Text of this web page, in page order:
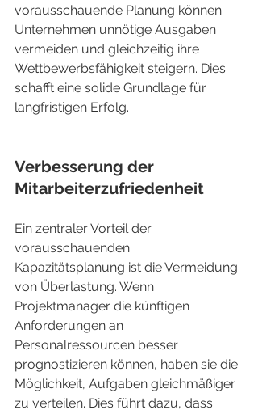
vorausschauende Planung können
Unternehmen unnötige Ausgaben
vermeiden und gleichzeitig ihre
Wettbewerbsfähigkeit steigern. Dies
schafft eine solide Grundlage für
langfristigen Erfolg.
Verbesserung der
Mitarbeiterzufriedenheit
Ein zentraler Vorteil der
vorausschauenden
Kapazitätsplanung ist die Vermeidung
von Überlastung. Wenn
Projektmanager die künftigen
Anforderungen an
Personalressourcen besser
prognostizieren können, haben sie die
Möglichkeit, Aufgaben gleichmäßiger
zu verteilen. Dies führt dazu, dass